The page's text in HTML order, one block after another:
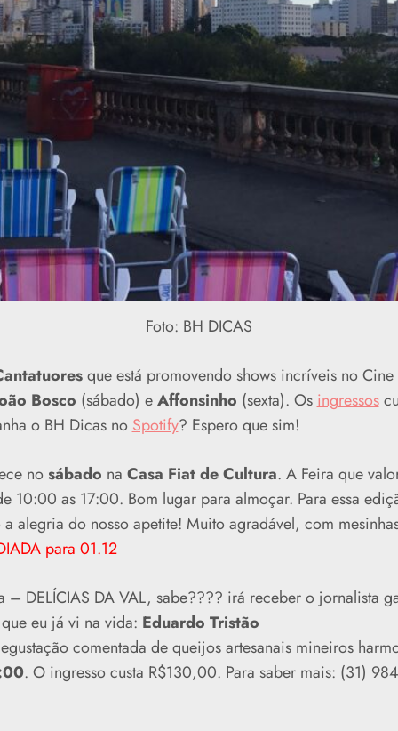
Foto: BH DICAS
que está promovendo shows incríveis no Cine
Bosco (sábado) eAffonsinho (sexta). Os ingressos
o BH Dicas no Spotify? Espero que sim!
nosábado na Casa Fiat de Cultura. A Feira que
10:00 as 17:00. Bom lugar para almoçar. Para essa
alegria do nosso apetite! Muito agradável, com
para 01.12
DELÍCIAS DA VAL, sabe???? irá receber o jornalista
eu já vi na vida: Eduardo Tristão
comentada de queijos artesanais mineiros
. O ingresso custa R$130,00. Para saber mais: (31)